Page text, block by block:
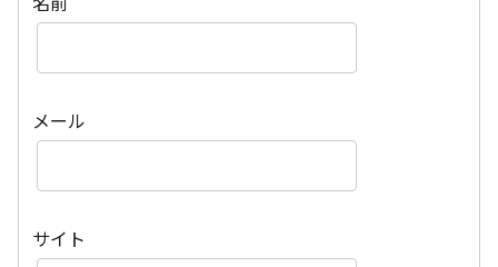
メール
サイト